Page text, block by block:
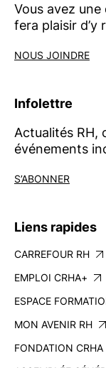
Vous avez
fera plaisir d’y
NOUS JOINDRE
Infolettre
Actualités RH,
événements
S’ABONNER
Liens rapides
CARREFOUR RH
EMPLOI CRHA+
ESPACE
MON AVENIR RH
FONDATION CRHA